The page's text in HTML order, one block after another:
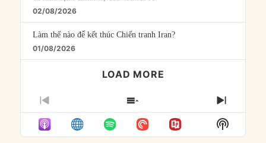
02/08/2026
Làm thế nào để kết thúc Chiến tranh Iran?
01/08/2026
LOAD MORE
PREVIOUS
EPISODE
SHOW
EPISODES
LIST
NEXT
Show
Podcast